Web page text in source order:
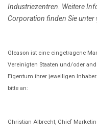
Industriezentren. Weitere
Corporation finden Sie unter
Gleason ist eine eingetragene
Vereinigten Staaten und/oder
Eigentum ihrer jeweiligen
bitte an:
Christian Albrecht, Chief